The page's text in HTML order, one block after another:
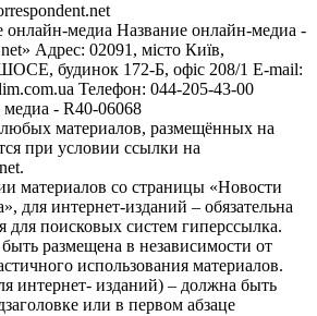
онлайн-медиа Название онлайн-медиа -
Адрес: 02091, місто Київ,
будинок 172-Б, офіс 208/1 E-mail:
Телефон: 044-205-43-00
- R40-06068
материалов, размещённых на
при условии ссылки на
материалов со страницы «Новости
для интернет-изданий – обязательна
для поисковых систем гиперссылка.
размещена в независимости от
использования материалов.
интернет- изданий) – должна быть
или в первом абзаце